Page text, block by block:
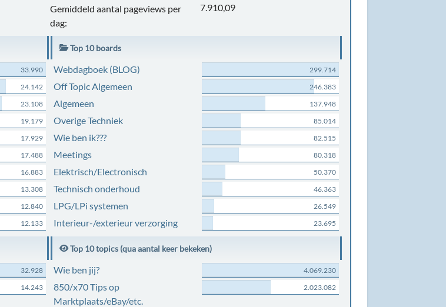
Gemiddeld aantal pageviews per
dag:
7.910,09
33.990
24.142
23.108
19.179
17.929
17.488
16.883
13.308
12.840
12.133
Top 10 boards
Webdagboek (BLOG) 299.714
Off Topic Algemeen 246.383
Algemeen 137.948
Overige Techniek 85.014
Wie ben ik??? 82.515
Meetings 80.318
Elektrisch/Electronisch 50.370
Technisch onderhoud 46.363
LPG/LPi systemen 26.549
Interieur-/exterieur verzorging 23.695
32.928
14.243
Top 10 topics (qua aantal keer bekeken)
Wie ben jij? 4.069.230
850/x70 Tips op
Marktplaats/eBay/etc.
2.023.082